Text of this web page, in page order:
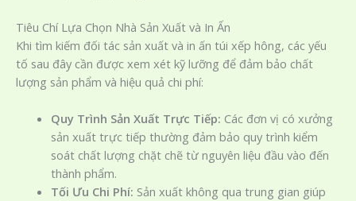
Tiêu Chí Lựa Chọn Nhà Sản Xuất và In Ấn
Khi tìm kiếm đối tác sản xuất và in ấn túi xếp hông, các yếu
tố sau đây cần được xem xét kỹ lưỡng để đảm bảo chất
lượng sản phẩm và hiệu quả chi phí:
Quy Trình Sản Xuất Trực Tiếp: Các đơn vị có xưởng
sản xuất trực tiếp thường đảm bảo quy trình kiểm
soát chất lượng chặt chẽ từ nguyên liệu đầu vào đến
thành phẩm.
Tối Ưu Chi Phí: Sản xuất không qua trung gian giúp